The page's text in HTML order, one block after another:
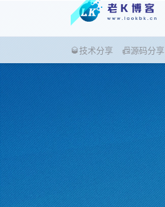
🥃技术分享 📠源码分享